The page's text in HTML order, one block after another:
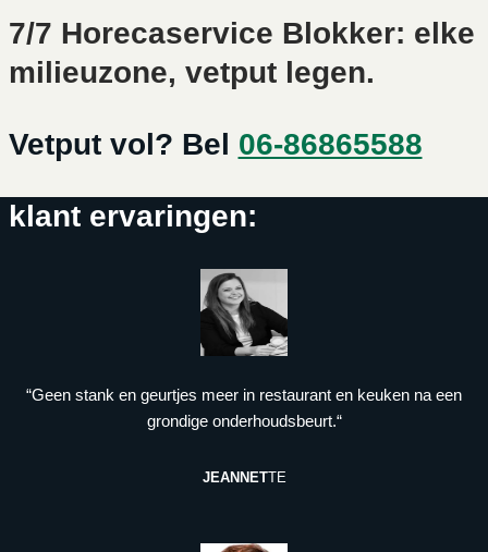
7/7 Horecaservice Blokker: elke
milieuzone, vetput legen.
Vetput vol? Bel 06-86865588
klant ervaringen:
“Geen stank en geurtjes meer in restaurant en keuken na een
grondige onderhoudsbeurt.“
JEANNETTE